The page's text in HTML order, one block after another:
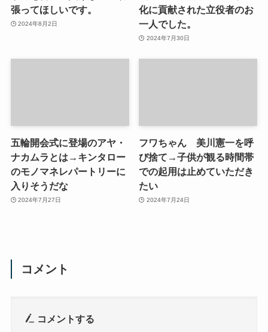
張ってほしいです。
2024年8月2日
化に貢献された立役者のお
一人でした。
2024年7月30日
五輪開会式に登場のアヤ・
ナカムラとは→キンタロー
のモノマネレパートリーに
入りそうだな
2024年7月27日
フワちゃん 美川憲一を呼
び捨て→子供が観る時間帯
での起用は止めていただき
たい
2024年7月24日
コメント
コメントする